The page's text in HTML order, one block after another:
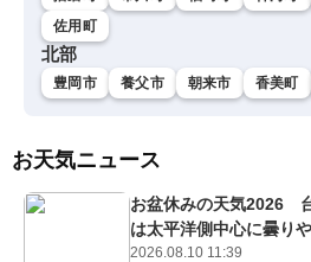
佐用町
北部
豊岡市 養父市 朝来市 香美町
お天気ニュース
お盆休みの天気2026
は太平洋側中心に曇り
2026.08.10 11:39